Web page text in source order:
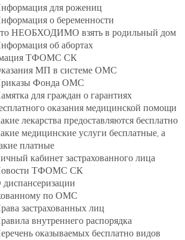
для рожениц
о беременности
НЕОБХОДИМО взять в родильный дом
об абортах
ТФОМС СК
МП в системе ОМС
Фонда ОМС
для граждан о гарантиях
оказания медицинской помощи
лекарства предоставляются бесплатно
медицинские услуги бесплатные, а
платные
кабинет застрахованного лица
ТФОМС СК
по ОМС
застрахованных лиц
внутреннего распорядка
оказываемых бесплатно видов